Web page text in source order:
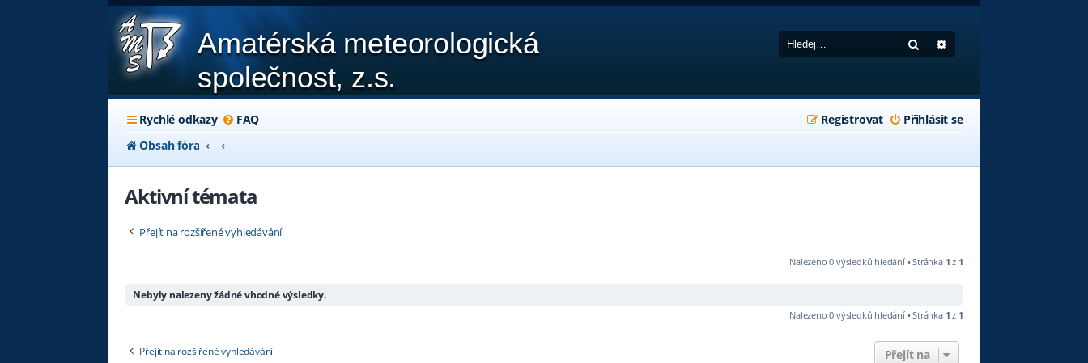
Amatérská meteorologická
společnost, z.s.
Hledat
Rychlé odkazy FAQ Přihlásit se
Registrovat
Obsah fóra
Aktivní témata
Přejít na rozšířené vyhledávání
Nalezeno 0 výsledků hledání • Stránka 1 z 1
Nebyly nalezeny žádné vhodné výsledky.
Nalezeno 0 výsledků hledání • Stránka 1 z 1
Přejít na rozšířené vyhledávání Přejít na